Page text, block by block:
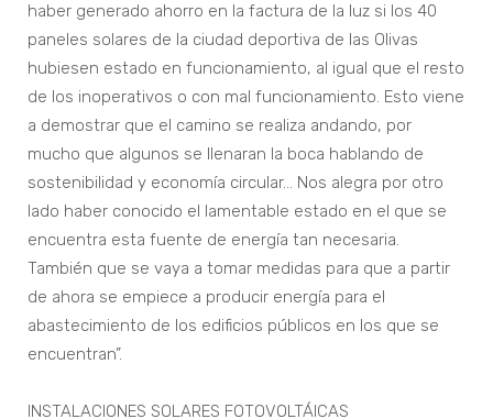
haber generado ahorro en la factura de la luz si los 40
paneles solares de la ciudad deportiva de las Olivas
hubiesen estado en funcionamiento, al igual que el resto
de los inoperativos o con mal funcionamiento. Esto viene
a demostrar que el camino se realiza andando, por
mucho que algunos se llenaran la boca hablando de
sostenibilidad y economía circular… Nos alegra por otro
lado haber conocido el lamentable estado en el que se
encuentra esta fuente de energía tan necesaria.
También que se vaya a tomar medidas para que a partir
de ahora se empiece a producir energía para el
abastecimiento de los edificios públicos en los que se
encuentran”.
INSTALACIONES SOLARES FOTOVOLTÁICAS